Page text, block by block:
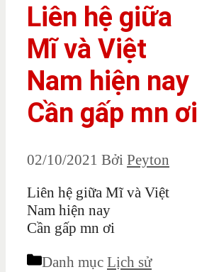
Liên hệ giữa
Mĩ và Việt
Nam hiện nay
Cần gấp mn ơi
02/10/2021 Bởi Peyton
Liên hệ giữa Mĩ và Việt
Nam hiện nay
Cần gấp mn ơi
Danh mục Lịch sử